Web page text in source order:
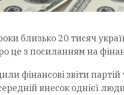
близько 20 тисяч
це з посиланням на
фінансові звіти
внесок однієї